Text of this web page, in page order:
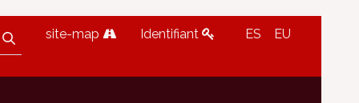
site-map Identifiant ES EU